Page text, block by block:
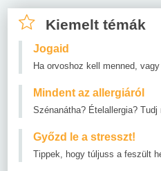
Kiemelt témák
Jogaid
Ha orvoshoz kell menned,
Mindent az allergiáról
Szénanátha? Ételallergia? Tudj
Győzd le a stresszt!
Tippek, hogy túljuss a feszült